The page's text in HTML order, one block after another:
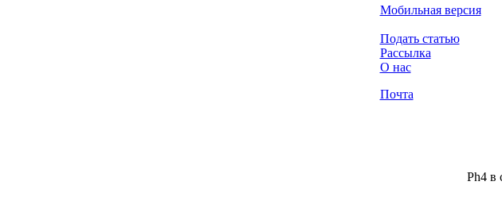
Мобильная версия
Подать статью
Рассылка
О нас
Почта
Ph4 в